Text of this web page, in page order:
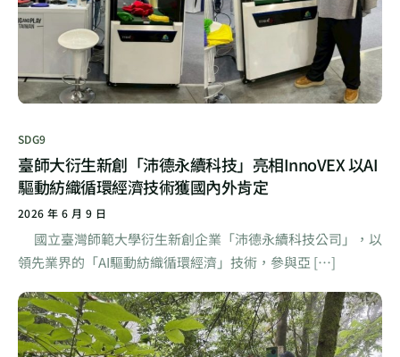
SDG9
臺師大衍生新創「沛德永續科技」亮相InnoVEX 以AI
驅動紡織循環經濟技術獲國內外肯定
2026 年 6 月 9 日
國立臺灣師範大學衍生新創企業「沛德永續科技公司」，以
領先業界的「AI驅動紡織循環經濟」技術，參與亞 […]